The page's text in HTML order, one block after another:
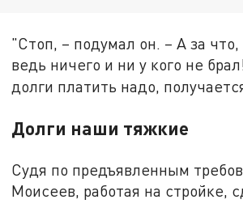
"Стоп, – подумал он. – А за
ведь ничего и ни у кого не
долги платить надо,
Долги наши тяжкие
Судя по предъявленным
Моисеев, работая на стройке,